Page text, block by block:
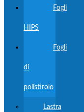
Fogli
HIPS
Fogli
di
polistirolo
Lastra